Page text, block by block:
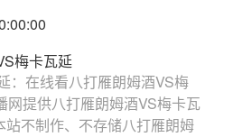
梅卡瓦延
：在线看八打雁朗姆酒VS梅
网提供八打雁朗姆酒VS梅卡瓦
不制作、不存储八打雁朗姆